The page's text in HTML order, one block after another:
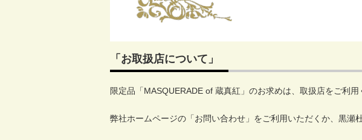
「お取扱店について」
限定品「MASQUERADE of 蔵真紅」のお求めは、取扱店をご利用
弊社ホームページの「お問い合わせ」をご利用いただくか、黒瀬